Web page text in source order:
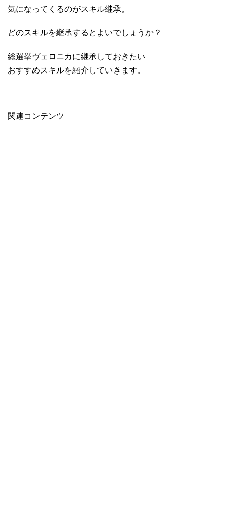
気になってくるのがスキル継承。
どのスキルを継承するとよいでしょうか？
総選挙ヴェロニカに継承しておきたい
おすすめスキルを紹介していきます。
関連コンテンツ